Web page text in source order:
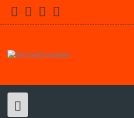
content
FacebookYoutube
Twitter